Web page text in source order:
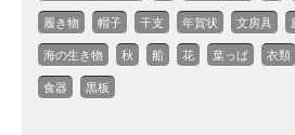
履き物 帽子 干支 年賀状 文房具
海の生き物 秋 船 花 葉っぱ 衣類
食器 黒板